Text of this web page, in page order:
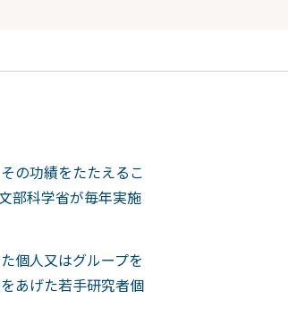
の功績をたたえるこ
部科学省が毎年実施
個人又はグループを
あげた若手研究者個